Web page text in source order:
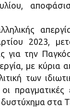
2023,
για την
με κύρια
των
πραγματικές
στα